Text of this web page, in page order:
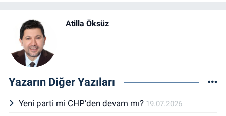
Atilla Öksüz
Yazarın Diğer Yazıları
Yeni parti mi CHP’den devam mı? 19.07.2026